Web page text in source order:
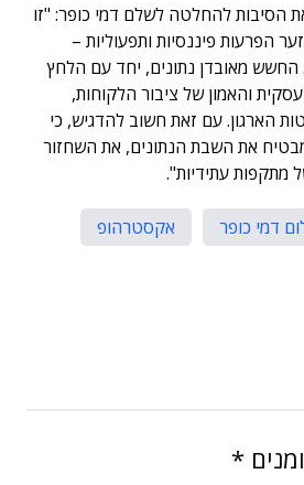
הסיבות להחלטה לשלם דמי כופר: "זו
הפרעות פיננסיות ותפעוליות –
החשש מאובדן נתונים, יחד עם הלחץ
והאמון של ציבור הלקוחות,
הארגון. עם זאת חשוב להדגיש, כי
את השבת הנתונים, את השחזור
עתידיות".
דמי כופר אקסטרהופ
*